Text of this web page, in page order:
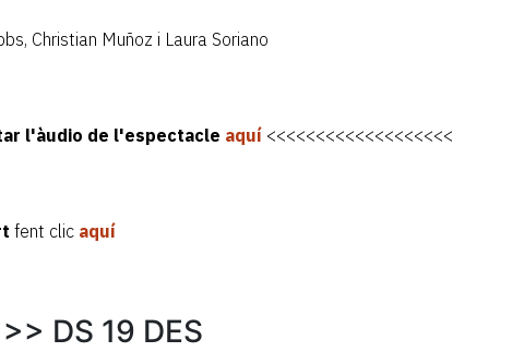
Christian Muñoz i Laura Soriano
l'àudio de l'espectacle aquí <<<<<<<<<<<<<<<<<<<
fent clic aquí
DS 19 DES